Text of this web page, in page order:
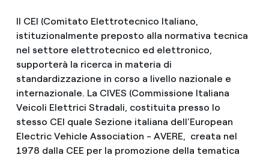
Il CEI (Comitato Elettrotecnico Italiano,
istituzionalmente preposto alla normativa tecnica
nel settore elettrotecnico ed elettronico,
supporterà la ricerca in materia di
standardizzazione in corso a livello nazionale e
internazionale. La CIVES (Commissione Italiana
Veicoli Elettrici Stradali, costituita presso lo
stesso CEI quale Sezione italiana dell’European
Electric Vehicle Association - AVERE, creata nel
1978 dalla CEE per la promozione della tematica